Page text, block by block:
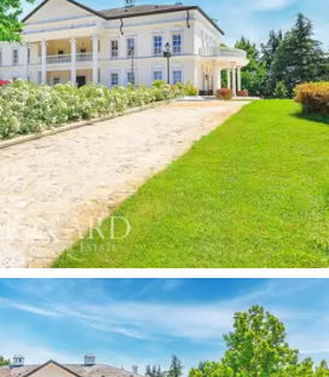
encontra-se uma zona de
ladeada por uma cozinha com
piso, encontramos uma
e tijolos, uma sala de
técnicas e uma garagem.
os acabamentos interiores são
elementos em mármore que
vermelho e preto, bem
dourados nas salas principais,